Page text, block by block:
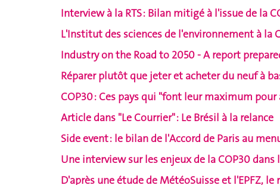
Interview à la RTS : Bilan mitigé à l'issue de la
L'Institut des sciences de l'environnement à la
Industry on the Road to 2050 - A report
Réparer plutôt que jeter et acheter du neuf à
COP30 : Ces pays qui "font leur maximum
Article dans "Le Courrier" : Le Brésil à la relance
Side event : le bilan de l'Accord de Paris au
Une interview sur les enjeux de la COP30 dans
D'après une étude de MétéoSuisse et l'EPFZ,